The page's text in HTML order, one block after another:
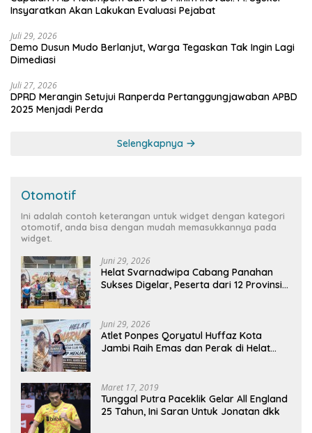
Insyaratkan Akan Lakukan Evaluasi Pejabat
Juli 29, 2026
Demo Dusun Mudo Berlanjut, Warga Tegaskan Tak Ingin Lagi
Dimediasi
Juli 27, 2026
DPRD Merangin Setujui Ranperda Pertanggungjawaban APBD
2025 Menjadi Perda
Selengkapnya
Otomotif
Ini adalah contoh keterangan untuk widget dengan kategori
otomotif, anda bisa dengan mudah memasukkannya pada
widget.
Juni 29, 2026
Helat Svarnadwipa Cabang Panahan
Sukses Digelar, Peserta dari 12 Provinsi
Juni 29, 2026
Atlet Ponpes Qoryatul Huffaz Kota
Jambi Raih Emas dan Perak di Helat
Maret 17, 2019
Tunggal Putra Paceklik Gelar All England
25 Tahun, Ini Saran Untuk Jonatan dkk